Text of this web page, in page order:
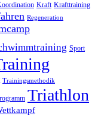
Kraft Krafttraining
Regeneration
Sport
Trainingsmethodik
Triathlon